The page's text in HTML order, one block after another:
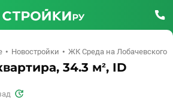
Новостройки ЖК Среда на Лобачевского
34.3 м², ID